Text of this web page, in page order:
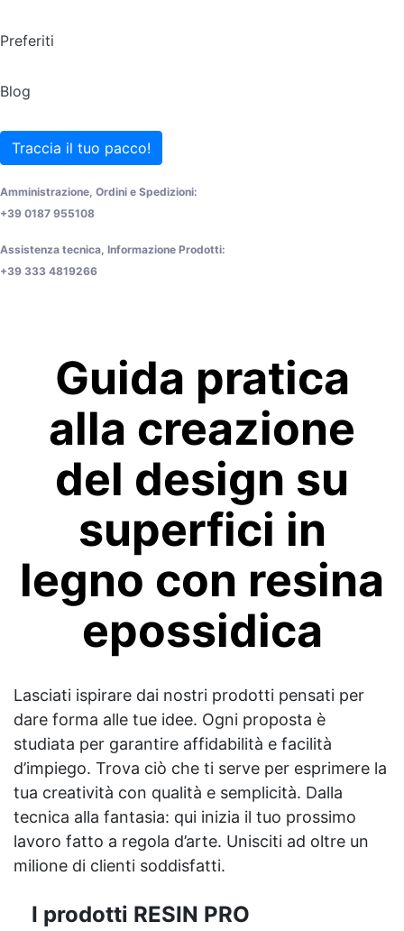
Preferiti
Blog
Traccia il tuo pacco!
Amministrazione, Ordini e Spedizioni:
+39 0187 955108
Assistenza tecnica, Informazione Prodotti:
+39 333 4819266
Guida pratica
alla creazione
del design su
superfici in
legno con resina
epossidica
Lasciati ispirare dai nostri prodotti pensati per
dare forma alle tue idee. Ogni proposta è
studiata per garantire affidabilità e facilità
d’impiego. Trova ciò che ti serve per esprimere la
tua creatività con qualità e semplicità. Dalla
tecnica alla fantasia: qui inizia il tuo prossimo
lavoro fatto a regola d’arte. Unisciti ad oltre un
milione di clienti soddisfatti.
I prodotti RESIN PRO